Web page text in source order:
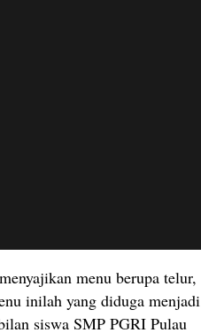
menu berupa telur,
inilah yang diduga menjadi
siswa SMP PGRI Pulau